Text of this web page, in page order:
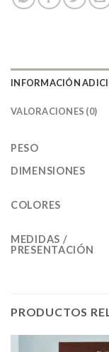
INFORMACIÓN
VALORACIONES (0)
PESO
DIMENSIONES
COLORES
MEDIDAS /
PRESENTACIÓN
PRODUCTOS